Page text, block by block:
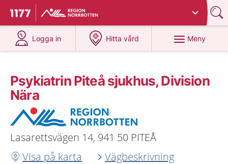
Till startsidan för 1177
Du har valt region
Logga in
på 1177.se
Hitta vård
på 1177.se
Meny
Psykiatrin Piteå sjukhus, Division
Nära
Lasarettsvägen 14, 941 50 PITEÅ
Visa på karta
Vägbeskrivning